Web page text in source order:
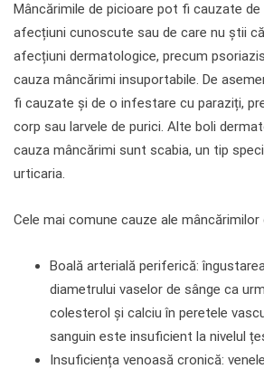
Mâncărimile de picioare pot fi cauzate de
afecțiuni cunoscute sau de care nu știi
afecțiuni dermatologice, precum
cauza mâncărimi insuportabile. De
fi cauzate și de o infestare cu paraziți,
corp sau larvele de purici. Alte boli
cauza mâncărimi sunt scabia, un tip
urticaria.
Cele mai comune cauze ale mâncărimilor
Boală arterială periferică:
diametrului vaselor de sânge ca
colesterol și calciu în peretele
sanguin este insuficient la nivelul
Insuficiența venoasă cronică: